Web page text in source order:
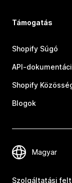
Támogatás
Shopify Súgó
API-
Shopify
Blogok
Szolgáltatási